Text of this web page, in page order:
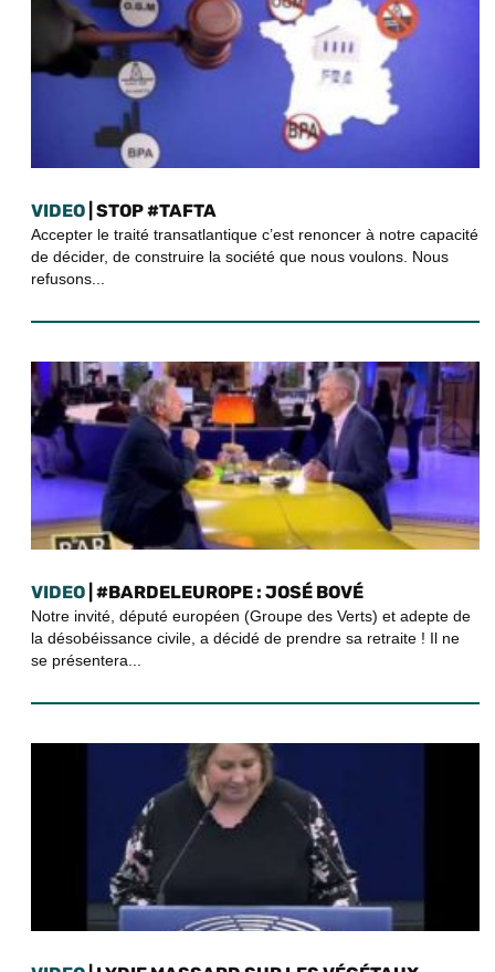
VIDEO | STOP #TAFTA
Accepter le traité transatlantique c’est renoncer à notre capacité
de décider, de construire la société que nous voulons. Nous
refusons...
VIDEO | #BARDELEUROPE : JOSÉ BOVÉ
Notre invité, député européen (Groupe des Verts) et adepte de
la désobéissance civile, a décidé de prendre sa retraite ! Il ne
se présentera...